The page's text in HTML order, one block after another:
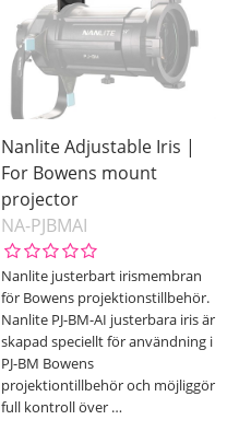
Nanlite Adjustable Iris |
For Bowens mount
projector
NA-PJBMAI
Nanlite justerbart irismembran
för Bowens projektionstillbehör.
Nanlite PJ-BM-AI justerbara iris är
skapad speciellt för användning i
PJ-BM Bowens
projektiontillbehör och möjliggör
full kontroll över …